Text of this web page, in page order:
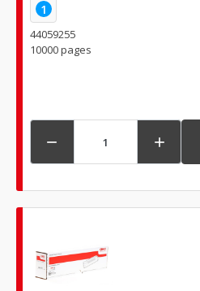
1
44059255
10000 pages
 